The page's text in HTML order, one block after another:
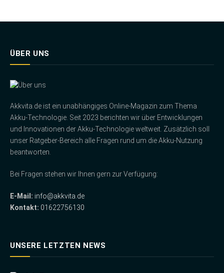
ÜBER UNS
Akkvita.de ist ein unabhängiges Online-Magazin zum Thema
Akku-Technologie. Seit 2023 berichten wir über Entwicklungen
und Innovationen der Akku-Technologie weltweit. Zusätzlich soll
unser Ratgeber-Bereich alle Fragen rund um die Akku-Nutzung
beantworten.
Bei Fragen stehen wir Ihnen gern zur Verfügung:
E-Mail: info@akkvita.de
Kontakt: 01622756130
UNSERE LETZTEN NEWS